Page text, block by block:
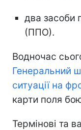
два засоби
(ППО).
Водночас
Генеральний
ситуації на
карти поля
Термінові та